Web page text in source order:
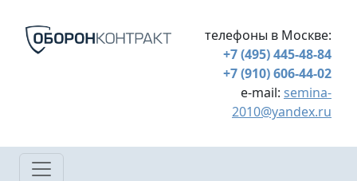
телефоны в Москве:
+7 (495) 445-48-84
+7 (910) 606-44-02
e-mail: semina-
2010@yandex.ru